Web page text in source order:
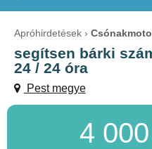
Apróhirdetések
segítsen bárki
24 / 24 óra
Pest megye
4